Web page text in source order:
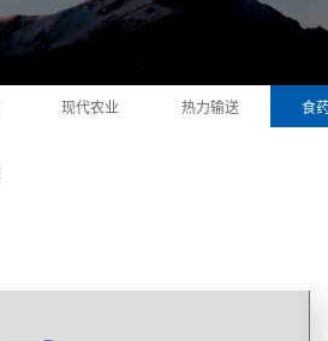
现代农业 热力输送 食